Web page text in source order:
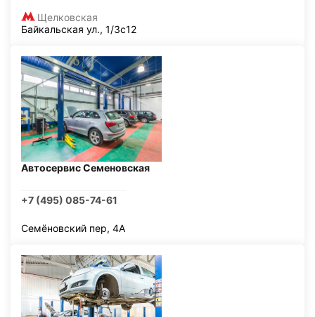
Щелковская
Байкальская ул., 1/3с12
Автосервис Семеновская
+7 (495) 085-74-61
Семёновский пер, 4А